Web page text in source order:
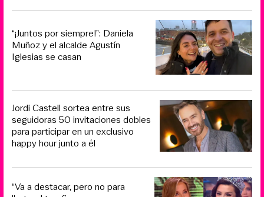
“¡Juntos por siempre!”: Daniela
Muñoz y el alcalde Agustín
Iglesias se casan
Jordi Castell sortea entre sus
seguidoras 50 invitaciones dobles
para participar en un exclusivo
happy hour junto a él
“Va a destacar, pero no para